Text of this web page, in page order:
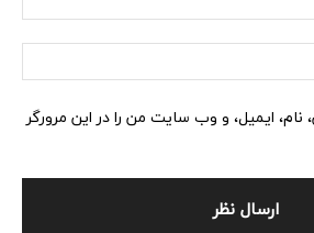
نام، ایمیل، و وب سایت من را در این مرورگر